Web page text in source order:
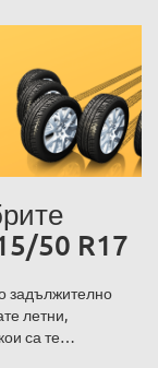
50 R17
задължително
летни,
са те…